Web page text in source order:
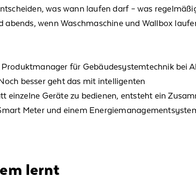
was wann laufen darf– was
abends,wenn Waschmaschine und Wallbox
Produktmanager für Gebäudesystemtechnik bei
besser geht das mit intelligenten
einzelne Geräte zu bedienen, entsteht ein
Meterund einem
lernt